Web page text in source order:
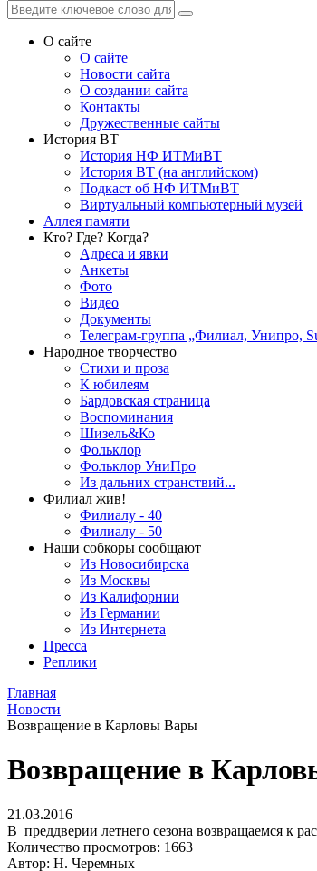
О сайте
О сайте
Новости сайта
О создании сайта
Контакты
Дружественные сайты
История ВТ
История НФ ИТМиВТ
История ВТ (на английском)
Подкаст об НФ ИТМиВТ
Виртуальный компьютерный музей
Аллея памяти
Кто? Где? Когда?
Адреса и явки
Анкеты
Фото
Видео
Документы
Телеграм-группа „Филиал, Унипро,
Народное творчество
Стихи и проза
К юбилеям
Бардовская страница
Воспоминания
Шизель&Ко
Фольклор
Фольклор УниПро
Из дальних странствий...
Филиал жив!
Филиалу - 40
Филиалу - 50
Наши собкоры сообщают
Из Новосибирска
Из Москвы
Из Калифорнии
Из Германии
Из Интернета
Пресса
Реплики
Главная
Новости
Возвращение в Карловы Вары
Возвращение в
21.03.2016
В преддверии летнего сезона возвращаемся к
Количество просмотров: 1663
Автор: Н. Черемных